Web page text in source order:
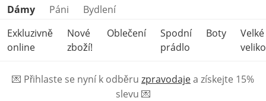
Přeskočit kategorie produktů
Dámy Páni
Bydlení
Exkluzivně
online
Nové
zboží!
Oblečení
Spodní
prádlo
Boty
Velké
💌 Přihlaste se nyní k odběru zpravodajea získejte 15%
slevu 💌